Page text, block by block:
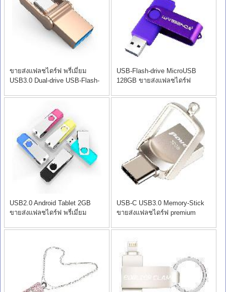
ขายส่งแฟลชไดร์ฟ พรี่เมี่ยม
USB3.0 Dual-drive USB-Flash-
USB-Flash-drive MicroUSB
128GB ขายส่งแฟลชไดร์ฟ
USB2.0 Android Tablet 2GB
ขายส่งแฟลชไดร์ฟ พรี่เมี่ยม
USB-C USB3.0 Memory-Stick
ขายส่งแฟลชไดร์ฟ premium